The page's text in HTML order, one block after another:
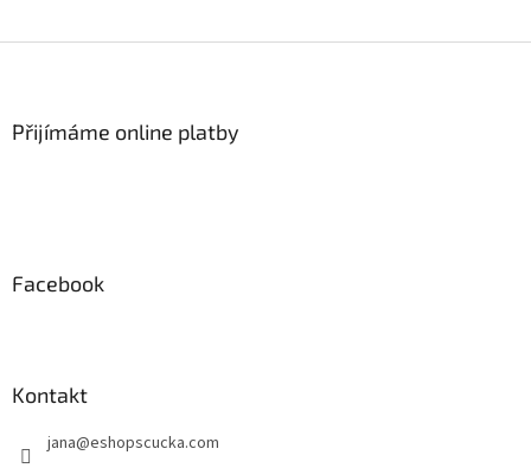
Přijímáme online platby
Facebook
Kontakt
jana@eshopscucka.com